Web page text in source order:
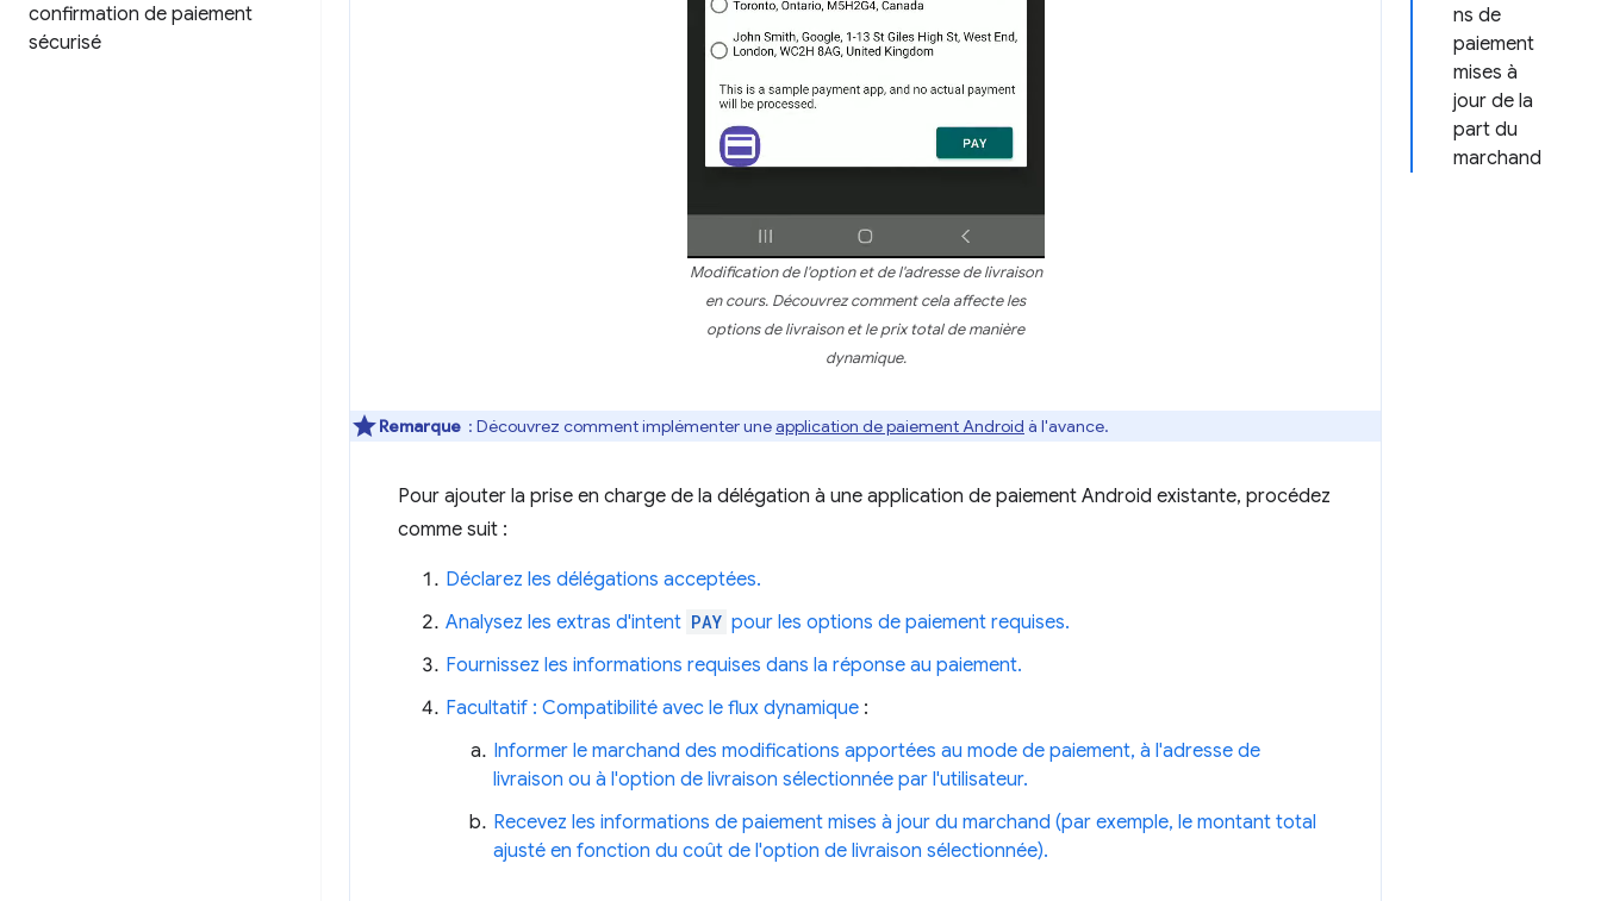
confirmation de paiement
sécurisé
ns de
paiement
mises à
jour de la
part du
marchand
Modification de l'option et de l'adresse de livraison
en cours. Découvrez comment cela affecte les
options de livraison et le prix total de manière
dynamique.
Remarque : Découvrez comment implémenter uneapplication de paiement Android à l'avance.
Pour ajouter la prise en charge de la délégation à une application de paiement Android existante, procédez
comme suit :
Déclarez les délégations acceptées.
Analysez les extras d'intent PAY pour les options de paiement requises.
Fournissez les informations requises dans la réponse au paiement.
Facultatif : Compatibilité avec le flux dynamique :
Informer le marchand des modifications apportées au mode de paiement, à l'adresse de
livraison ou à l'option de livraison sélectionnée par l'utilisateur.
Recevez les informations de paiement mises à jour du marchand (par exemple, le montant total
ajusté en fonction du coût de l'option de livraison sélectionnée).